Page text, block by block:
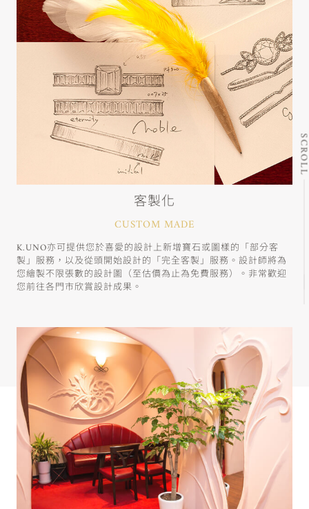
客製化
CUSTOM MADE
K.UNO亦可提供您於喜愛的設計上新增寶石或圖樣的「部分客
製」服務，以及從頭開始設計的「完全客製」服務。設計師將為
您繪製不限張數的設計圖（至估價為止為免費服務）。非常歡迎
您前往各門市欣賞設計成果。